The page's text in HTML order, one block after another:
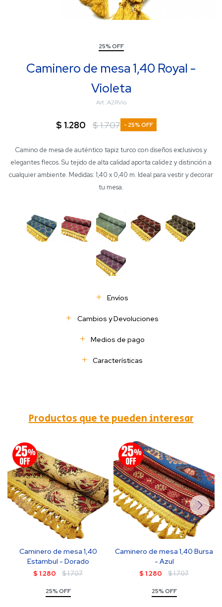
25% OFF
Caminero de mesa 1,40 Royal -
Violeta
A2RVio
$ 1.280 $1.707 25
Camino de mesa de auténtico tapiz turco con diseños exclusivos y
elegantes flecos. Su tejido de alta calidad aporta calidez y distinción a
cualquier ambiente. Medidas: 1,40 x 0,40 m. Ideal para vestir y decorar
tu mesa.
Envíos
Cambios y Devoluciones
Medios de pago
Características
Productos que te pueden interesar
Caminero de mesa 1,40
Estambul - Dorado
$ 1.280 $1.707
25% OFF
Caminero de mesa 1,40 Bursa
- Azul
$ 1.280 $1.707
25% OFF